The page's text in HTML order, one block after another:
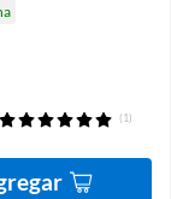
(1)